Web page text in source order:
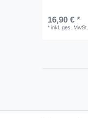
16,90 € *
*inkl. ges. MwSt.